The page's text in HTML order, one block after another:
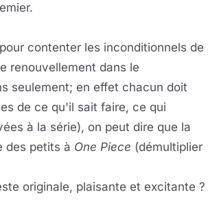
contenter les inconditionnels de
renouvellement dans le
seulement; en effet chacun doit
de ce qu'il sait faire, ce qui
à la série), on peut dire que la
des petits à One Piece (démultiplier
originale, plaisante et excitante ?